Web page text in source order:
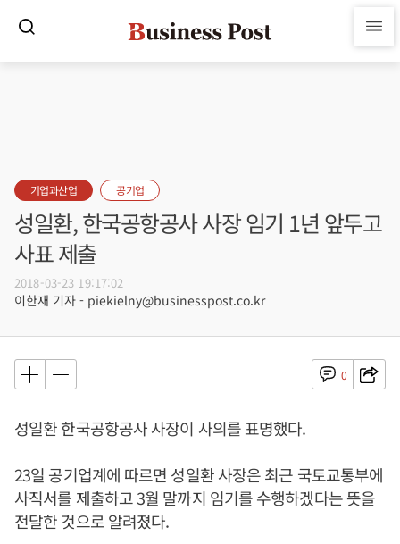
기업과산업 공기업
성일환, 한국공항공사 사장 임기 1년 앞두고
사표 제출
2018-03-23 19:17:02
이한재 기자 - piekielny@businesspost.co.kr
0
성일환 한국공항공사 사장이 사의를 표명했다.
23일 공기업계에 따르면 성일환 사장은 최근 국토교통부에
사직서를 제출하고 3월 말까지 임기를 수행하겠다는 뜻을
전달한 것으로 알려졌다.